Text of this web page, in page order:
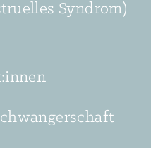
Syndrom)